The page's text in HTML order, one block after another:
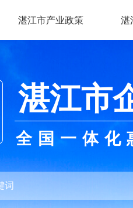
湛江市产业政策 湛
湛江市
全国一体化